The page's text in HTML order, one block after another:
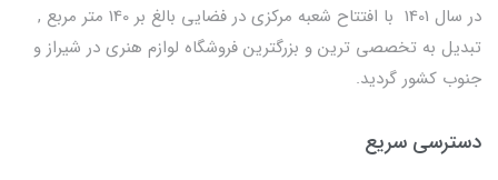
در سال 1401 با افتتاح شعبه مرکزی در فضایی بالغ بر 140 متر مربع ,
تبدیل به تخصصی ترین و بزرگترین فروشگاه لوازم هنری در شیراز و
جنوب کشور گردید.
دسترسی سریع